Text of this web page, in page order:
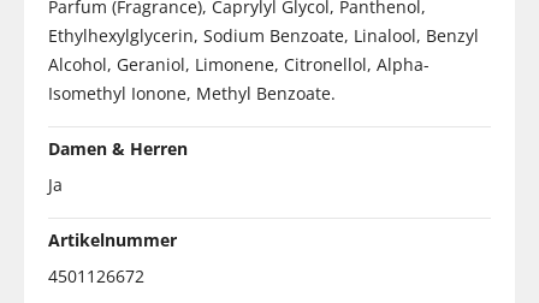
Parfum (Fragrance), Caprylyl Glycol, Panthenol,
Ethylhexylglycerin, Sodium Benzoate, Linalool, Benzyl
Alcohol, Geraniol, Limonene, Citronellol, Alpha-
Isomethyl Ionone, Methyl Benzoate.
Damen & Herren
Ja
Artikelnummer
4501126672